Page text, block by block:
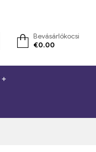
Bevásárlókocsi
€0.00